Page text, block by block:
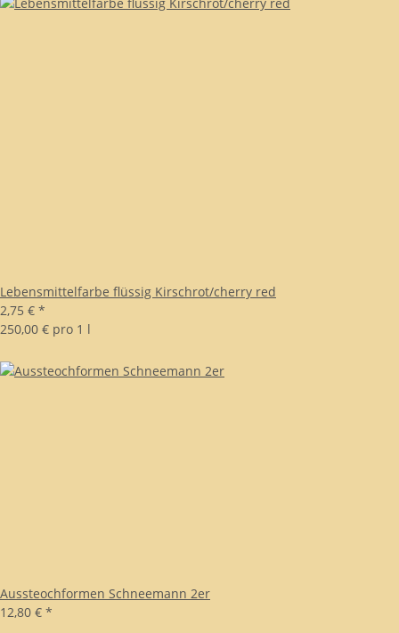
Lebensmittelfarbe flüssig Kirschrot/cherry red
2,75 € *
250,00 € pro 1 l
Aussteochformen Schneemann 2er
12,80 € *